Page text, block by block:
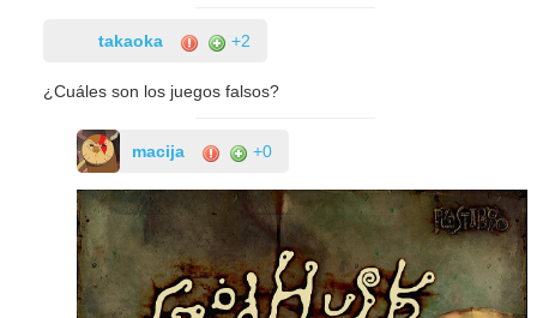
takaoka +2
¿Cuáles son los juegos falsos?
macija +0